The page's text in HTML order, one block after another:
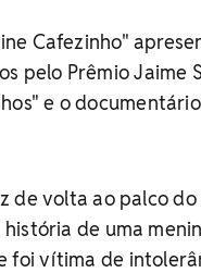
Cafezinho"
pelo Prêmio Jaime
e o
de volta ao palco
de uma
foi vítima de